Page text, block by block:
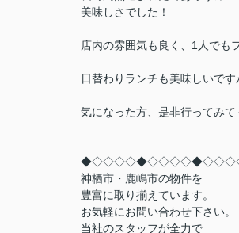
美味しさでした！
店内の雰囲気も良く、1人でも
日替わりランチも美味しいで
気になった方、是非行ってみて
神栖市・鹿嶋市の物件を
豊富に取り揃えています。
お気軽にお問い合わせ下さい。
当社のスタッフが全力で